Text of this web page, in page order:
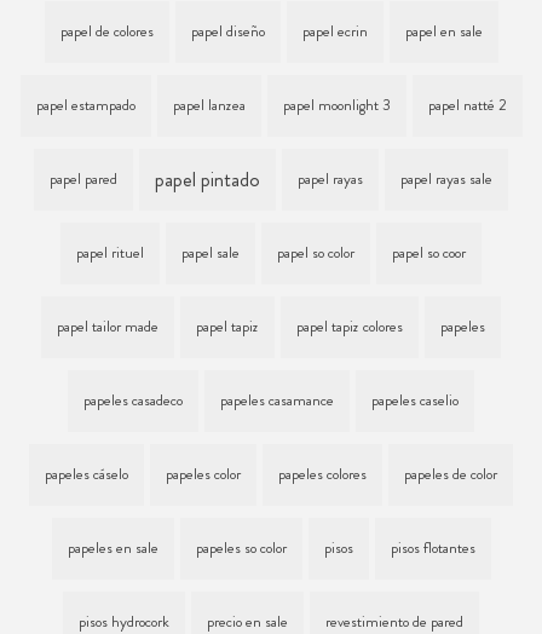
papel de colores papel diseño papel ecrin papel en sale
papel estampado papel lanzea papel moonlight 3 papel natté 2
papel pared papel pintado papel rayas papel rayas sale
papel rituel papel sale papel so color papel so coor
papel tailor made papel tapiz papel tapiz colores papeles
papeles casadeco papeles casamance papeles caselio
papeles cáselo papeles color papeles colores papeles de color
papeles en sale papeles so color pisos pisos flotantes
pisos hydrocork precio en sale revestimiento de pared